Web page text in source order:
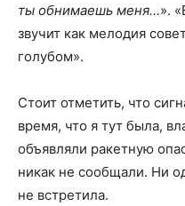
ты обнимаешь меня…».
звучит как мелодия
голубом».
Стоит отметить, что
время, что я тут была,
объявляли ракетную
никак не сообщали. Ни
не встретила.